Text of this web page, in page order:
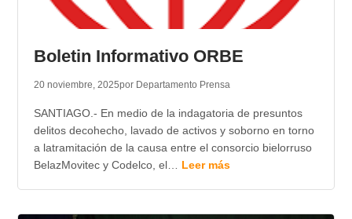
Boletin Informativo ORBE
20 noviembre, 2025por Departamento Prensa
SANTIAGO.- En medio de la indagatoria de presuntos
delitos decohecho, lavado de activos y soborno en torno
a latramitación de la causa entre el consorcio bielorruso
BelazMovitec y Codelco, el… Leer más